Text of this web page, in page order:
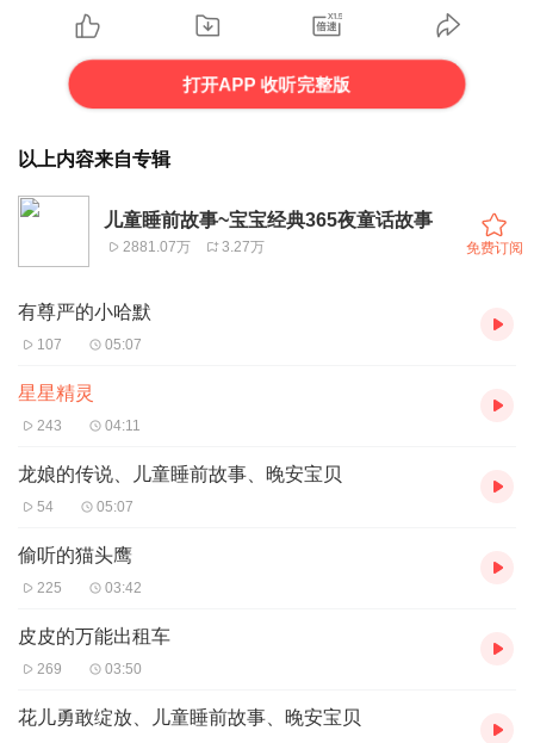
打开APP 收听完整版
以上内容来自专辑
儿童睡前故事~宝宝经典365夜童话故事
2881.07万 3.27万 免费订阅
有尊严的小哈默
107 05:07
星星精灵
243 04:11
龙娘的传说、儿童睡前故事、晚安宝贝
54 05:07
偷听的猫头鹰
225 03:42
皮皮的万能出租车
269 03:50
花儿勇敢绽放、儿童睡前故事、晚安宝贝